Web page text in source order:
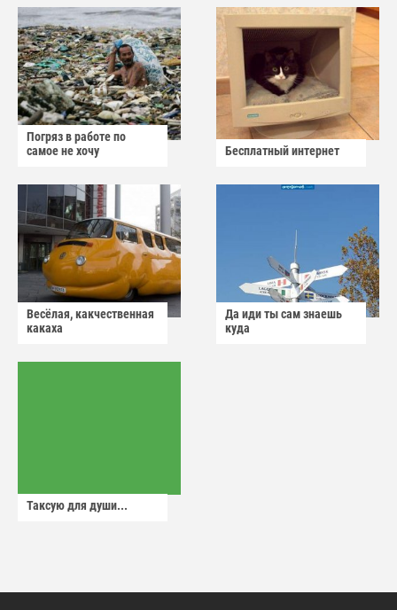
Погряз в работе по
самое не хочу
Бесплатный интернет
Весёлая, какчественная
какаха
Да иди ты сам знаешь
куда
Таксую для души...